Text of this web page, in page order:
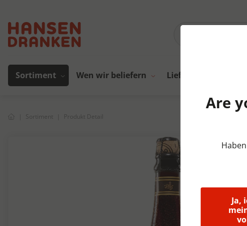
Sortiment Wen wir beliefern Lieferanten
Sortiment Produkt Detail
Are
Ja,